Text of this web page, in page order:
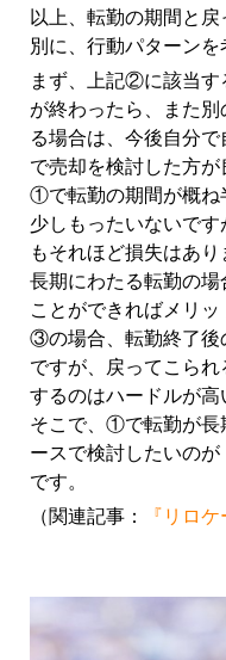
以上、転勤の期間と
別に、行動パターンを
まず、上記②に該当す
が終わったら、また
る場合は、今後自分
で売却を検討した方が
①で転勤の期間が概ね
少しもったいないで
もそれほど損失はあり
長期にわたる転勤の
ことができればメリッ
③の場合、転勤終了後
ですが、戻ってこら
するのはハードルが高
そこで、①で転勤が
ースで検討したいの
です。
（関連記事：
『リロ